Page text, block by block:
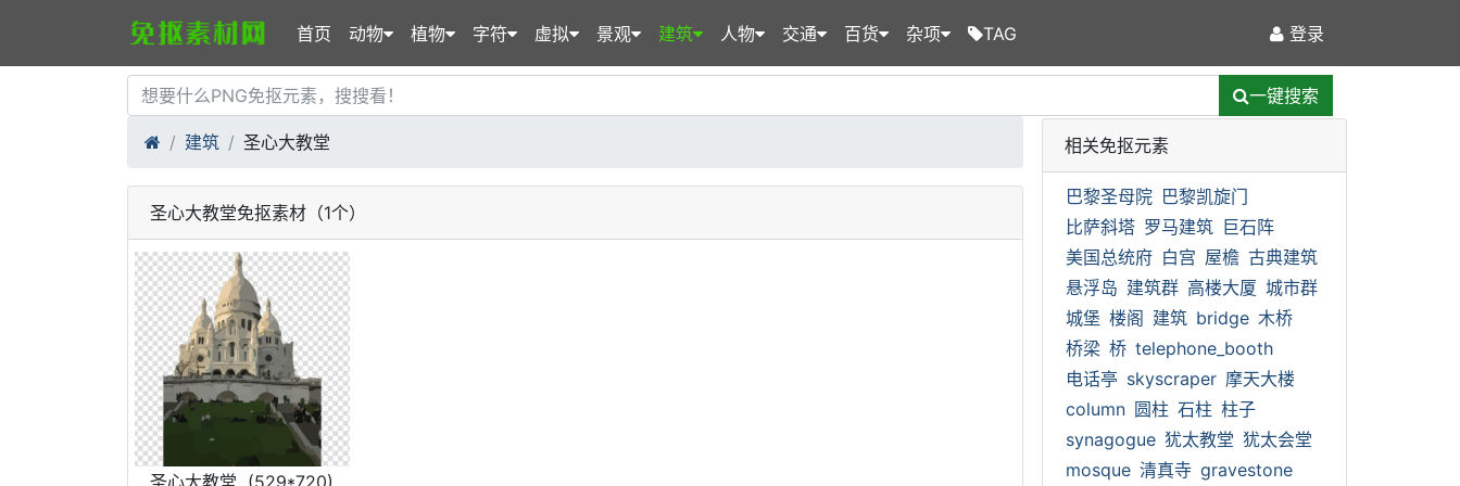
首页 动物 植物 字符 虚拟 景观 建筑 人物 交通 百货 杂项 TAG 登录
一键搜索
建筑 圣心大教堂
圣心大教堂免抠素材（1个）
相关免抠元素
巴黎圣母院 巴黎凯旋门
比萨斜塔 罗马建筑 巨石阵
美国总统府 白宫 屋檐 古典建筑
悬浮岛 建筑群 高楼大厦 城市群
城堡 楼阁 建筑 bridge 木桥
桥梁 桥 telephone_booth
电话亭 skyscraper 摩天大楼
column 圆柱 石柱 柱子
synagogue 犹太教堂 犹太会堂
mosque 清真寺 gravestone